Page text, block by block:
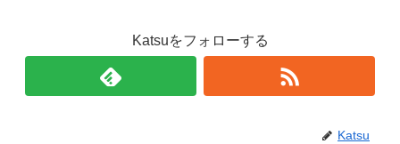
Katsuをフォローする
Katsu